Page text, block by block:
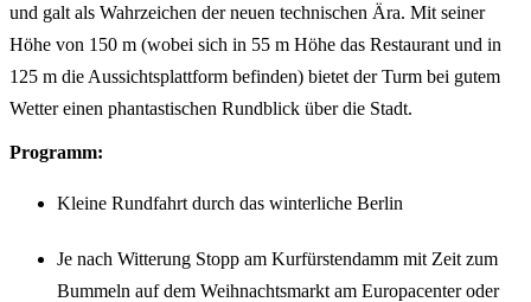
und galt als Wahrzeichen der neuen technischen Ära. Mit seiner
Höhe von 150 m (wobei sich in 55 m Höhe das Restaurant und in
125 m die Aussichtsplattform befinden) bietet der Turm bei gutem
Wetter einen phantastischen Rundblick über die Stadt.
Programm:
Kleine Rundfahrt durch das winterliche Berlin
Je nach Witterung Stopp am Kurfürstendamm mit Zeit zum
Bummeln auf dem Weihnachtsmarkt am Europacenter oder